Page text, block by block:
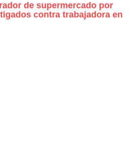
de supermercado por
contra trabajadora en